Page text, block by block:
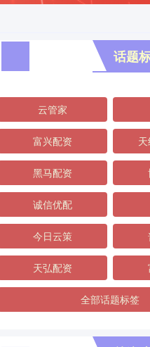
话题
云管家
富兴配资
黑马配资
诚信优配
今日云策
天弘配资
全部话题标签